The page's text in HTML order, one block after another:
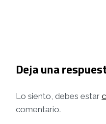
Deja una
Lo siento, debes estar
comentario.